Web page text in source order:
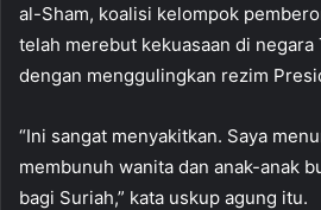
al-Sham, koalisi kelompok
telah merebut kekuasaan di negara
dengan menggulingkan rezim
“Ini sangat menyakitkan. Saya
membunuh wanita dan anak-anak
bagi Suriah,” kata uskup agung itu.